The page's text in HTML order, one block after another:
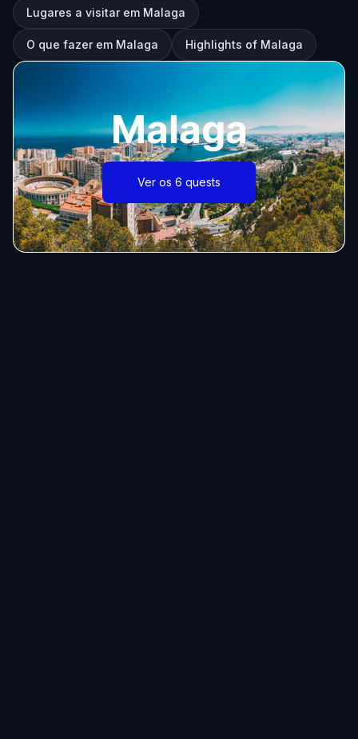
Lugares a visitar em Malaga
O que fazer em Malaga Highlights of Malaga
Malaga
Ver os 6 quests